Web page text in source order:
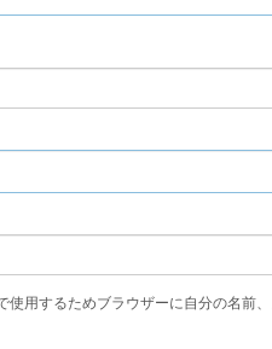
使用するためブラウザーに自分の名前